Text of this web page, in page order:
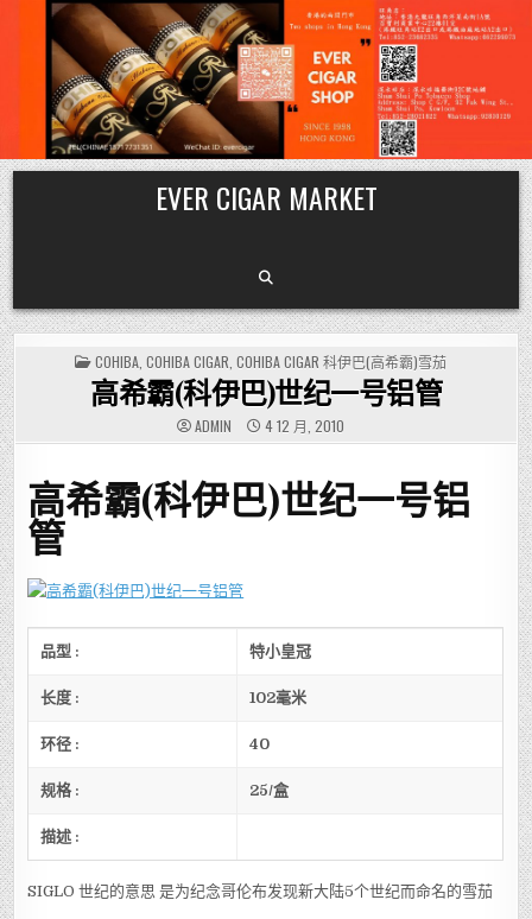
Skip
to
content
EVER CIGAR MARKET
POSTED
IN
COHIBA, COHIBA CIGAR COHIBA CIGAR 科伊巴(高希霸)雪茄
高希霸(科伊巴)世纪一号铝管
ADMIN 4 12 月, 2010
高希霸(科伊巴)世纪一号铝
管
品型 : 特小皇冠
长度 : 102毫米
环径 : 40
规格 : 25/盒
描述 :
SIGLO 世纪的意思 是为纪念哥伦布发现新大陆5个世纪而命名的雪茄